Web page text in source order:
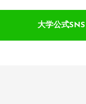
大学公式SNS